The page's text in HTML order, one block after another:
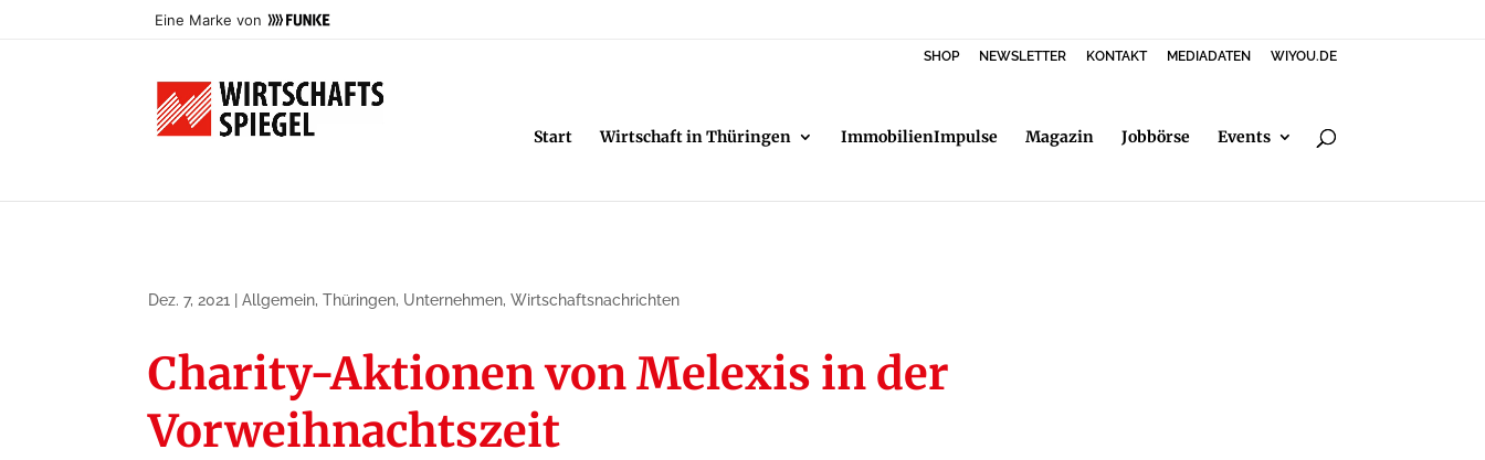
Eine Marke von
SHOP NEWSLETTER KONTAKT MEDIADATEN WIYOU.DE
Start Wirtschaft in Thüringen ImmobilienImpulse Magazin Jobbörse Events
Dez. 7, 2021 |Allgemein,Thüringen, Unternehmen,Wirtschaftsnachrichten
Charity-Aktionen von Melexis in der
Vorweihnachtszeit